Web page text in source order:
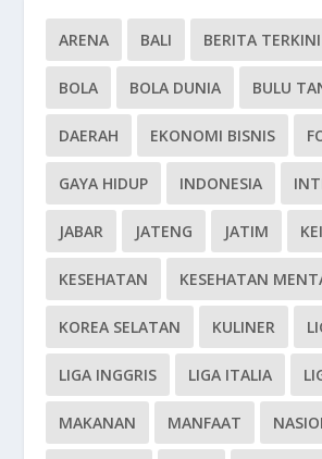
ARENA BALI BERITA TERKINI
BOLA BOLA DUNIA BULU
DAERAH EKONOMI BISNIS
GAYA HIDUP INDONESIA
JABAR JATENG JATIM
KESEHATAN KESEHATAN
KOREA SELATAN KULINER
LIGA INGGRIS LIGA ITALIA
MAKANAN MANFAAT